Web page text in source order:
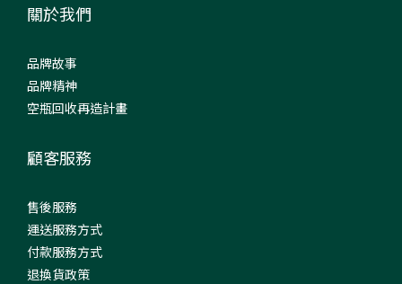
關於我們
品牌故事
品牌精神
空瓶回收再造計畫
顧客服務
售後服務
運送服務方式
付款服務方式
退換貨政策